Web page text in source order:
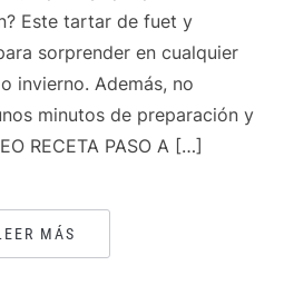
Este tartar de fuet y
sorprender en cualquier
invierno. Además, no
minutos de preparación y
RECETA PASO A […]
MÁS